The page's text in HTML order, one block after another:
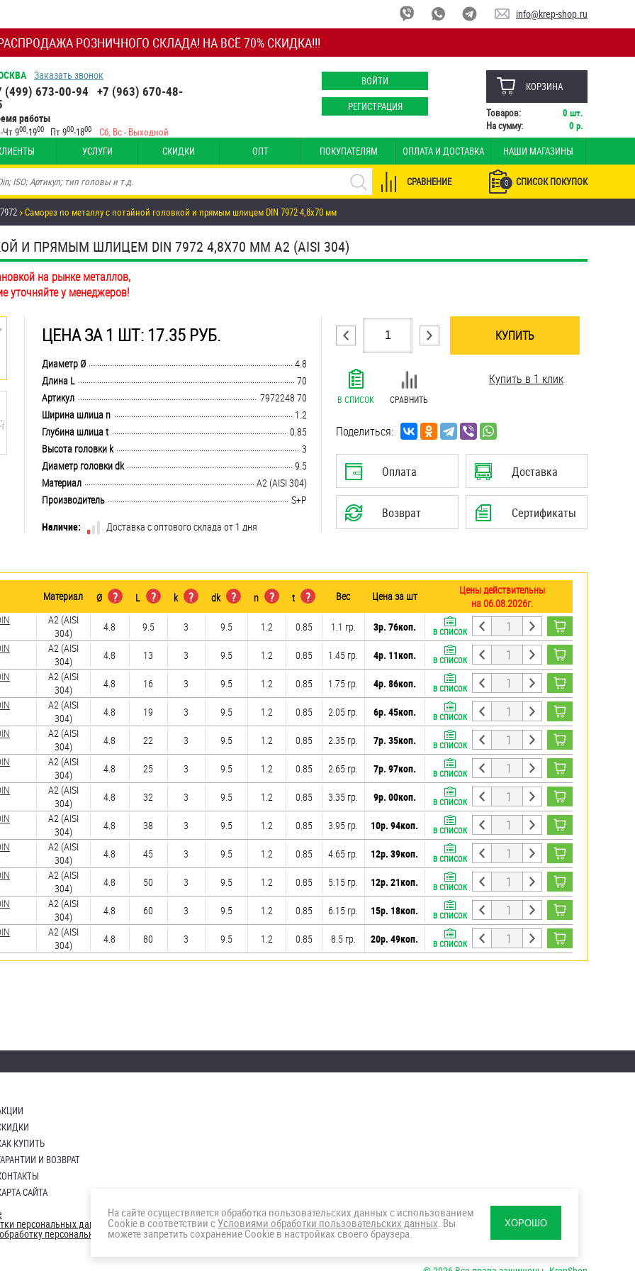
РОЗНИЧНОГО СКЛАДА! НА ВСЁ 70% СКИДКА!!!
info@krep-shop.ru
Заказать звонок
(499) 673-00-94 +7 (963) 670-48-
работы
Чт 900-1900 Пт 900-1800 Сб, Вс - Выходной
ВОЙТИ
РЕГИСТРАЦИЯ
КОРЗИНА
Товаров: 0 шт.
На сумму:
0 р.
УСЛУГИ СКИДКИ ОПТ ПОКУПАТЕЛЯМ ОПЛАТА И ДОСТАВКА НАШИ МАГАЗИНЫ
0 СПИСОК ПОКУПОК
СРАВНЕНИЕ
Саморез по металлу с потайной головкой и прямым шлицем DIN 7972 4,8х70 мм
И ПРЯМЫМ ШЛИЦЕМ DIN 7972 4,8Х70 ММ А2 (AISI 304)
на рынке металлов,
уточняйте у менеджеров!
ЦЕНА ЗА 1 ШТ: 17.35 РУБ.
........................................................................................................................................................................................................
Диаметр Ø
4.8
........................................................................................................................................................................................................
Длина L
70
........................................................................................................................................................................................................
Артикул
7972248 70
........................................................................................................................................................................................................
Ширина шлица n
1.2
........................................................................................................................................................................................................
Глубина шлица t
0.85
........................................................................................................................................................................................................
Высота головки k
3
........................................................................................................................................................................................................
Диаметр головки dk
9.5
........................................................................................................................................................................................................
Материал
А2 (AISI 304)
........................................................................................................................................................................................................
Производитель
S+P
Наличие:
Доставка с оптового склада от 1 дня
КУПИТЬ
В СПИСОК СРАВНИТЬ
Купить в 1 клик
Поделиться:
Оплата Доставка
Возврат Сертификаты
Материал Ø ? L ? k ? dk ? n ? t ? Вес Цена за шт
Цены действительны
на 06.08.2026г.
А2 (AISI
304)
4.8 9.5 3 9.5 1.2 0.85 1.1 гр. 3р. 76коп. В СПИСОК
А2 (AISI
304)
4.8 13 3 9.5 1.2 0.85 1.45 гр. 4р. 11коп. В СПИСОК
А2 (AISI
304)
4.8 16 3 9.5 1.2 0.85 1.75 гр. 4р. 86коп. В СПИСОК
А2 (AISI
304)
4.8 19 3 9.5 1.2 0.85 2.05 гр. 6р. 45коп. В СПИСОК
А2 (AISI
304)
4.8 22 3 9.5 1.2 0.85 2.35 гр. 7р. 35коп. В СПИСОК
А2 (AISI
304)
4.8 25 3 9.5 1.2 0.85 2.65 гр. 7р. 97коп. В СПИСОК
А2 (AISI
304)
4.8 32 3 9.5 1.2 0.85 3.35 гр. 9р. 00коп. В СПИСОК
А2 (AISI
304)
4.8 38 3 9.5 1.2 0.85 3.95 гр. 10р. 94коп. В СПИСОК
А2 (AISI
304)
4.8 45 3 9.5 1.2 0.85 4.65 гр. 12р. 39коп. В СПИСОК
А2 (AISI
304)
4.8 50 3 9.5 1.2 0.85 5.15 гр. 12р. 21коп. В СПИСОК
А2 (AISI
304)
4.8 60 3 9.5 1.2 0.85 6.15 гр. 15р. 18коп. В СПИСОК
А2 (AISI
304)
4.8 80 3 9.5 1.2 0.85 8.5 гр. 20р. 49коп. В СПИСОК
КУПИТЬ
И ВОЗВРАТ
САЙТА
персональных данных
персональных данны
На сайте осуществляется обработка пользовательских данных с использованием
Cookie в соответствии с Условиями обработки пользовательских данных . Вы
можете запретить сохранение Cookie в настройках своего браузера.
ХОРОШО